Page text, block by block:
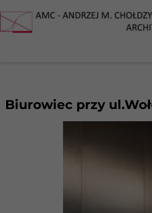
Biurowiec przy